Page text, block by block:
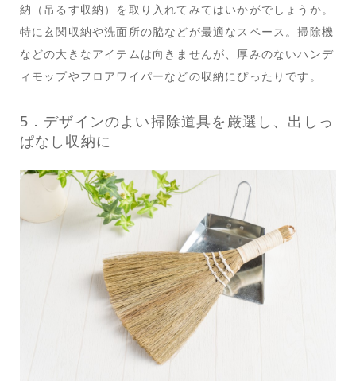
納（吊るす収納）を取り入れてみてはいかがでしょうか。
特に玄関収納や洗面所の脇などが最適なスペース。掃除機
などの大きなアイテムは向きませんが、厚みのないハンデ
ィモップやフロアワイパーなどの収納にぴったりです。
5．デザインのよい掃除道具を厳選し、出しっ
ぱなし収納に